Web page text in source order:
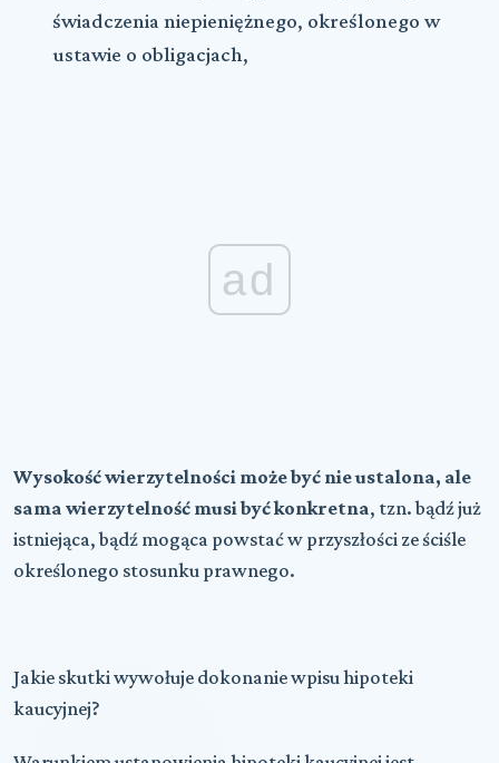
świadczenia niepieniężnego, określonego w
ustawie o obligacjach,
ad
Wysokość wierzytelności może być nie ustalona, ale
sama wierzytelność musi być konkretna, tzn. bądź już
istniejąca, bądź mogąca powstać w przyszłości ze ściśle
określonego stosunku prawnego.
Jakie skutki wywołuje dokonanie wpisu hipoteki
kaucyjnej?